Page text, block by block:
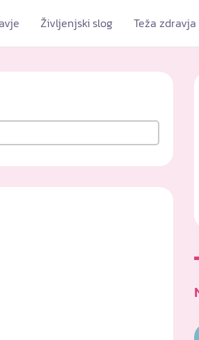
Življenjski slog Teža zdravja